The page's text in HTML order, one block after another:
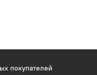
покупателей